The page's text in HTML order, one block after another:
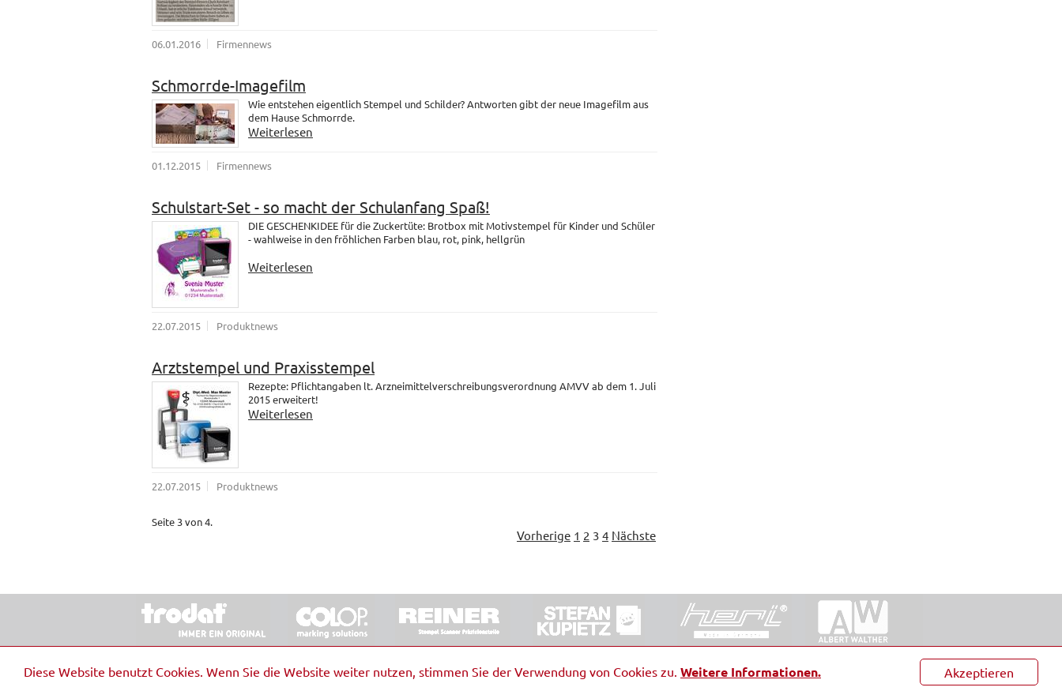
Akzeptieren
Diese Website benutzt Cookies. Wenn Sie die Website weiter nutzen, stimmen Sie der Verwendung von Cookies zu. Weitere Informationen.
06.01.2016 Firmennews
Schmorrde-Imagefilm
Wie entstehen eigentlich Stempel und Schilder? Antworten gibt der neue Imagefilm aus
dem Hause Schmorrde.
Weiterlesen
01.12.2015 Firmennews
Schulstart-Set - so macht der Schulanfang Spaß!
DIE GESCHENKIDEE für die Zuckertüte: Brotbox mit Motivstempel für Kinder und Schüler
- wahlweise in den fröhlichen Farben blau, rot, pink, hellgrün
Weiterlesen
22.07.2015 Produktnews
Arztstempel und Praxisstempel
Rezepte: Pflichtangaben lt. Arzneimittelverschreibungsverordnung AMVV ab dem 1. Juli
2015 erweitert!
Weiterlesen
22.07.2015 Produktnews
Seite 3 von 4.
Vorherige 1 2 3 4 Nächste
© 2026 Stempel & Schilder RUDOLF SCHMORRDE GmbH & Co. KG Impressum Barrierefreiheit Kontakt Datenschutz